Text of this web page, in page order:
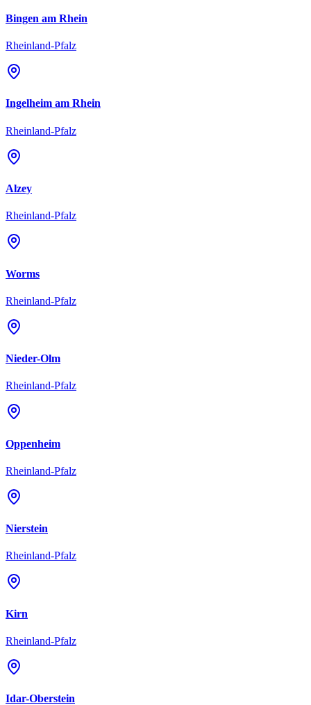
Bingen am Rhein
Rheinland-Pfalz
Ingelheim am Rhein
Rheinland-Pfalz
Alzey
Rheinland-Pfalz
Worms
Rheinland-Pfalz
Nieder-Olm
Rheinland-Pfalz
Oppenheim
Rheinland-Pfalz
Nierstein
Rheinland-Pfalz
Kirn
Rheinland-Pfalz
Idar-Oberstein